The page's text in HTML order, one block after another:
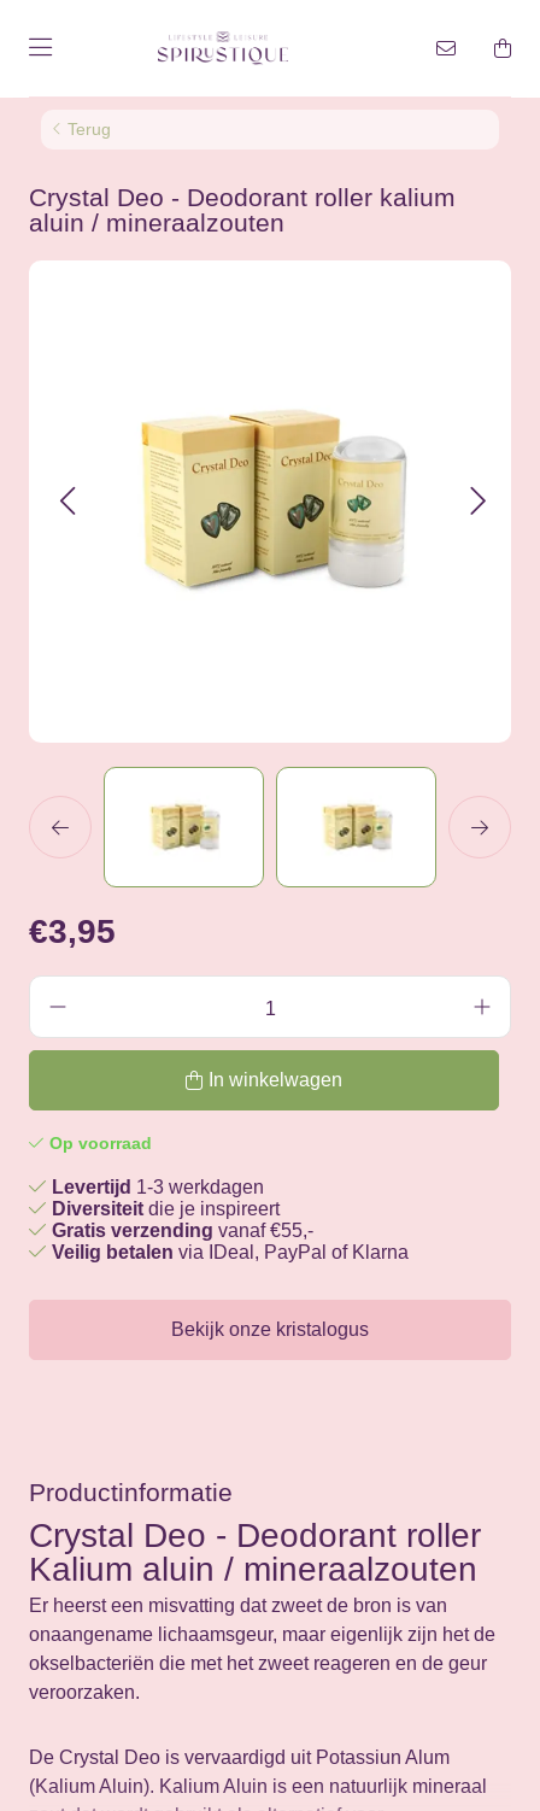
Terug
Crystal Deo - Deodorant roller kalium
aluin / mineraalzouten
€3,95
In winkelwagen
Op voorraad
Levertijd 1-3 werkdagen
Diversiteit die je inspireert
Gratis verzending vanaf €55,-
Veilig betalen via IDeal, PayPal of Klarna
Bekijk onze kristalogus
Productinformatie
Crystal Deo - Deodorant roller
Kalium aluin / mineraalzouten
Er heerst een misvatting dat zweet de bron is van
onaangename lichaamsgeur, maar eigenlijk zijn het de
okselbacteriën die met het zweet reageren en de geur
veroorzaken.
De Crystal Deo is vervaardigd uit Potassiun Alum
(Kalium Aluin). Kalium Aluin is een natuurlijk mineraal